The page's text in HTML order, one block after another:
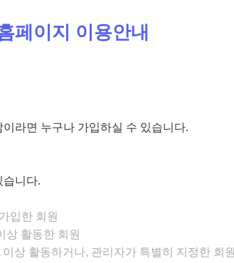
페이지 이용안내
라면 누구나 가입하실 수 있습니다.
습니다.
입한 회원
상 활동한 회원
상 활동하거나, 관리자가 특별히 지정한 회원